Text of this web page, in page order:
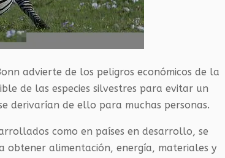
advierte de los peligros económicos de la
de las especies silvestres para evitar un
derivarían de ello para muchas personas.
como en países en desarrollo, se
obtener alimentación, energía, materiales y